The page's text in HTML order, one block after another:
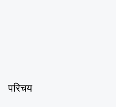
परिचय